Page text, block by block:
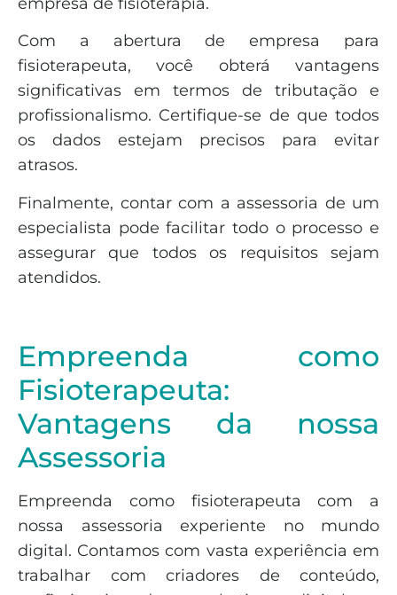
Com a abertura de empresa para
fisioterapeuta, você obterá vantagens
significativas em termos de tributação e
profissionalismo. Certifique-se de que todos
os dados estejam precisos para evitar
atrasos.
Finalmente, contar com a assessoria de um
especialista pode facilitar todo o processo e
assegurar que todos os requisitos sejam
atendidos.
Empreenda como
Fisioterapeuta:
Vantagens da nossa
Assessoria
Empreenda como fisioterapeuta com a
nossa assessoria experiente no mundo
digital. Contamos com vasta experiência em
trabalhar com criadores de conteúdo,